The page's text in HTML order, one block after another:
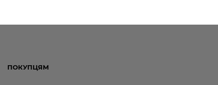
ПОКУПЦЯМ